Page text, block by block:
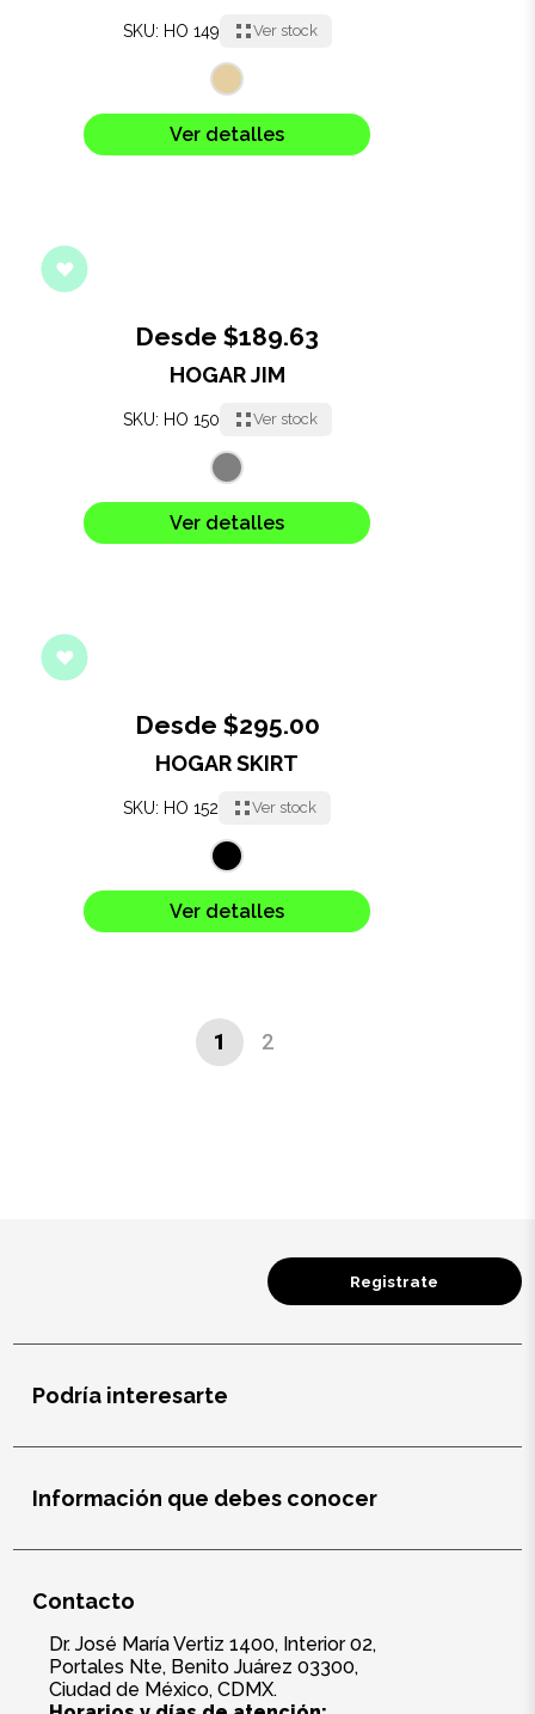
SKU: HO 149 Ver stock
Ver detalles
Desde $189.63
HOGAR JIM
SKU: HO 150 Ver stock
Ver detalles
Desde $295.00
HOGAR SKIRT
SKU: HO 152 Ver stock
Ver detalles
1 2
Registrate
Podría interesarte
Información que debes conocer
Contacto
Dr. José María Vertiz 1400, Interior 02,
Portales Nte, Benito Juárez 03300,
Ciudad de México, CDMX.